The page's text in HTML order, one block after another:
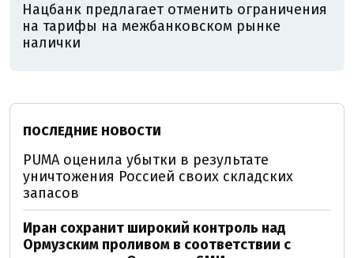
Нацбанк предлагает отменить ограничения
на тарифы на межбанковском рынке
налички
ПОСЛЕДНИЕ НОВОСТИ
PUMA оценила убытки в результате
уничтожения Россией своих складских
запасов
Иран сохранит широкий контроль над
Ормузским проливом в соответствии с